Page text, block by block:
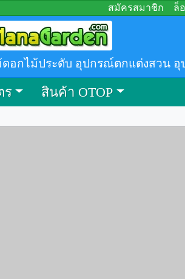
สมัครสมาชิก ล็
กไม้ประดับ อุปกรณ์ตกแต่งสวน อุ
ร สินค้า OTOP